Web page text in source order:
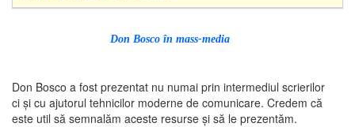
Don Bosco în mass-media
Don Bosco a fost prezentat nu numai prin intermediul scrierilor
ci şi cu ajutorul tehnicilor moderne de comunicare. Credem că
este util să semnalăm aceste resurse şi să le prezentăm.